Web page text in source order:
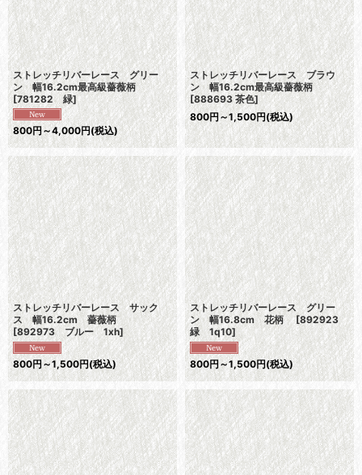
ストレッチリバーレース グリー
ン 幅16.2cm最高級薔薇柄
[781282 緑]
800円～4,000円(税込)
ストレッチリバーレース ブラウ
ン 幅16.2cm最高級薔薇柄
[888693 茶色]
800円 ～1,500円(税込)
ストレッチリバーレース サック
ス 幅16.2cm 薔薇柄
[892973 ブルー 1xh]
800円～1,500円(税込)
ストレッチリバーレース グリー
ン 幅16.8cm 花柄 [892923
緑 1q10]
800円 ～1,500円(税込)